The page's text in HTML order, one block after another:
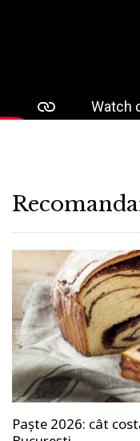
Paște 2026: cât